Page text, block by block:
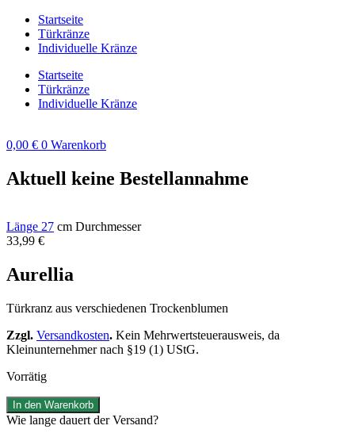
Zum
Inhalt
springen
Startseite
Türkränze
Individuelle Kränze
Startseite
Türkränze
Individuelle Kränze
0,00 € 0 Warenkorb
Aktuell keine Bestellannahme
Länge 27 cm Durchmesser
33,99 €
Aurellia
Türkranz aus verschiedenen Trockenblumen
Zzgl. Versandkosten. Kein Mehrwertsteuerausweis, da
Kleinunternehmer nach §19 (1) UStG.
Vorrätig
Aurellia
Menge
In den Warenkorb
Wie lange dauert der Versand?